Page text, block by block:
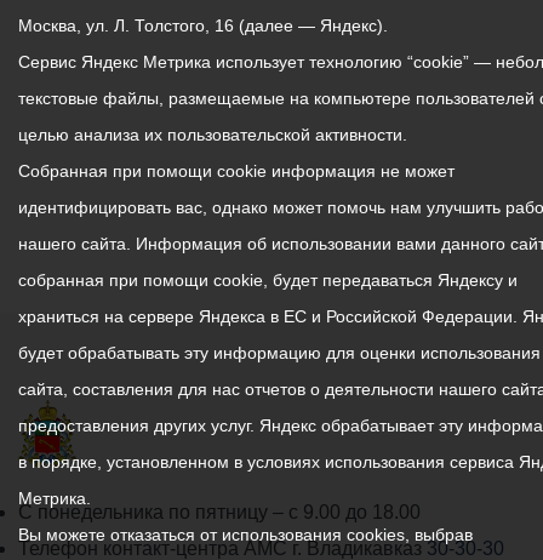
График
работы
С понедельника по пятницу – с 9.00 до 18.00
Телефон контакт-центра АМС г. Владикавказ 30-30-30
Москва, ул. Л. Толстого, 16 (далее — Яндекс).
Сервис Яндекс Метрика использует технологию “cookie” —
текстовые файлы, размещаемые на компьютере пользователей
целью анализа их пользовательской активности.
Собранная при помощи cookie информация не может
идентифицировать вас, однако может помочь нам улучшить
нашего сайта. Информация об использовании вами данного
собранная при помощи cookie, будет передаваться Яндексу и
храниться на сервере Яндекса в ЕС и Российской Федерации.
будет обрабатывать эту информацию для оценки
сайта, составления для нас отчетов о деятельности нашего
предоставления других услуг. Яндекс обрабатывает эту
в порядке, установленном в условиях использования сервиса
Метрика.
Вы можете отказаться от использования cookies, выбрав